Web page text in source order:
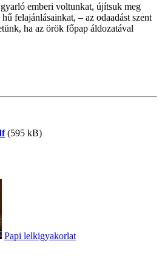
emberi voltunkat, újítsuk meg
felajánlásainkat, – az odaadást szent
ha az örök főpap áldozatával
(595 kB)
Papi lelkigyakorlat